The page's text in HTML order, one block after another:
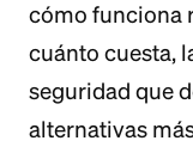
cómo funciona
cuánto cuesta,
seguridad que
alternativas